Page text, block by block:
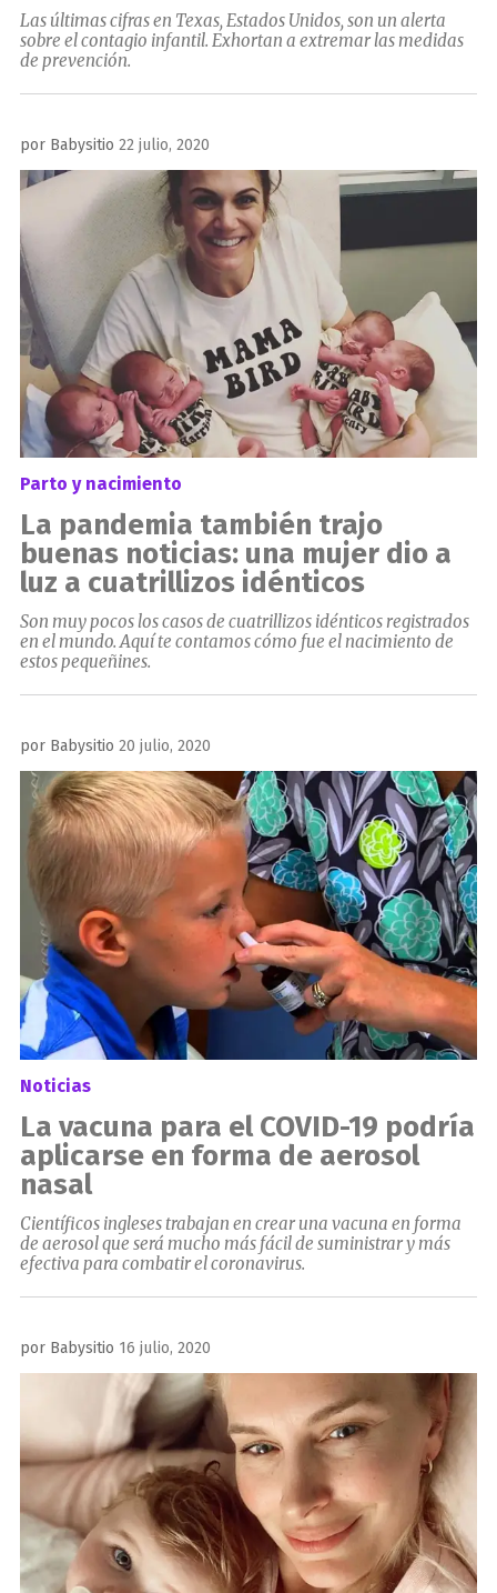
Las últimas cifras en Texas, Estados Unidos, son un alerta
sobre el contagio infantil. Exhortan a extremar las medidas
de prevención.
por Babysitio Publicado
el
22 julio, 2020
Parto y nacimiento
La pandemia también trajo
buenas noticias: una mujer dio a
luz a cuatrillizos idénticos
Son muy pocos los casos de cuatrillizos idénticos registrados
en el mundo. Aquí te contamos cómo fue el nacimiento de
estos pequeñines.
por Babysitio Publicado
el
20 julio, 2020
Noticias
La vacuna para el COVID-19 podría
aplicarse en forma de aerosol
nasal
Científicos ingleses trabajan en crear una vacuna en forma
de aerosol que será mucho más fácil de suministrar y más
efectiva para combatir el coronavirus.
por Babysitio Publicado
el
16 julio, 2020